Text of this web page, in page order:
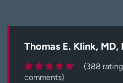
Thomas E. Klink, MD,
(388
comments)